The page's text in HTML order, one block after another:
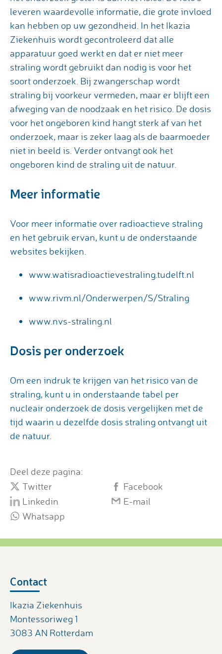
leveren waardevolle informatie, die grote invloed
kan hebben op uw gezondheid. In het Ikazia
Ziekenhuis wordt gecontroleerd dat alle
apparatuur goed werkt en dat er niet meer
straling wordt gebruikt dan nodig is voor het
soort onderzoek. Bij zwangerschap wordt
straling bij voorkeur vermeden, maar er blijft een
afweging van de noodzaak en het risico. De dosis
voor het ongeboren kind hangt sterk af van het
onderzoek, maar is zeker laag als de baarmoeder
niet in beeld is. Verder ontvangt ook het
ongeboren kind de straling uit de natuur.
Meer informatie
Voor meer informatie over radioactieve straling
en het gebruik ervan, kunt u de onderstaande
websites bekijken.
www.watisradioactievestraling.tudelft.nl
www.rivm.nl/Onderwerpen/S/Straling
www.nvs-straling.nl
Dosis per onderzoek
Om een indruk te krijgen van het risico van de
straling, kunt u in onderstaande tabel per
nucleair onderzoek de dosis vergelijken met de
tijd waarin u dezelfde dosis straling ontvangt uit
de natuur.
Deel deze pagina:
Twitter
Facebook
Linkedin
E-mail
Whatsapp
Contact
Ikazia Ziekenhuis
Montessoriweg 1
3083 AN Rotterdam